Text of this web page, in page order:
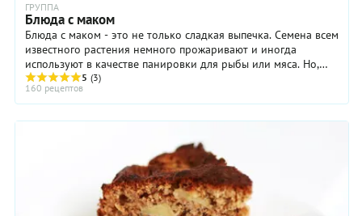
ГРУППА
Блюда с маком
Блюда с маком - это не только сладкая выпечка. Семена всем
известного растения немного прожаривают и иногда
используют в качестве панировки для рыбы или мяса. Но,
все-таки, маковые семена чаще всего ...
5 (3)
160 рецептов